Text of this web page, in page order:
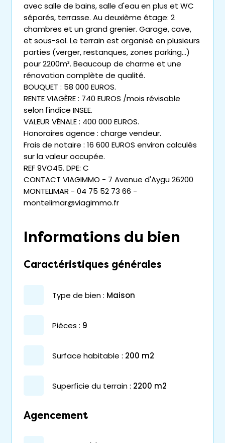
avec salle de bains, salle d'eau en plus et WC
séparés, terrasse. Au deuxième étage: 2
chambres et un grand grenier. Garage, cave,
et sous-sol. Le terrain est organisé en plusieurs
parties (verger, restanques, zones parking...)
pour 2200m². Beaucoup de charme et une
rénovation complète de qualité.
BOUQUET : 58 000 EUROS.
RENTE VIAGÈRE : 740 EUROS /mois révisable
selon l'indice INSEE.
VALEUR VÉNALE : 400 000 EUROS.
Honoraires agence : charge vendeur.
Frais de notaire : 16 600 EUROS environ calculés
sur la valeur occupée.
REF 9VO45. DPE: C
CONTACT VIAGIMMO - 7 Avenue d'Aygu 26200
MONTELIMAR - 04 75 52 73 66 -
montelimar@viagimmo.fr
Informations du bien
Caractéristiques générales
type de bien : maison
pièces : 9
surface habitable : 200 m2
superficie du terrain : 2200 m2
Agencement